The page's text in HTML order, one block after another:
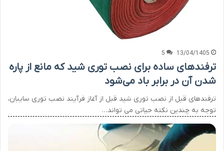
13/04/1405
5
ترفندهای ساده برای نصب توری شید که مانع از پاره
شدن آن در برابر باد می‌شود
ترفندهای قبل از نصب توری شید قبل از آغاز فرآیند نصب توری سایبان،
توجه به چندین نکته حیاتی می تواند…